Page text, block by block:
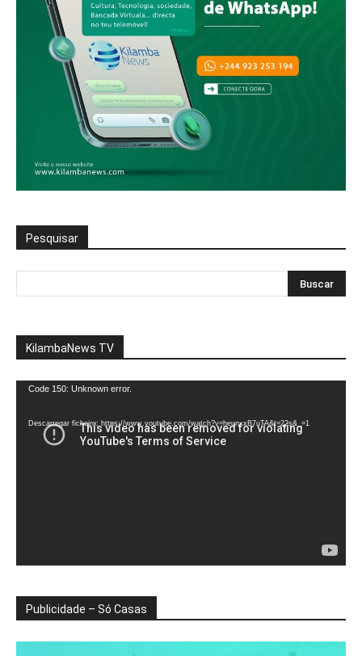
Pesquisar
KilambaNews TV
Reprodutor
vídeo
Code 150: Unknown error.
Descarregar ficheiro: https://www.youtube.com/watch?v=heunxxB7uTA&t=22s&_=1
Publicidade – Só Casas